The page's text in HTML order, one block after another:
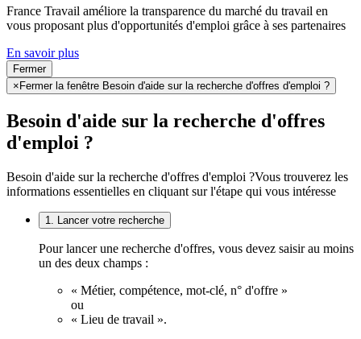
France Travail améliore la transparence du marché du travail en
vous proposant plus d'opportunités d'emploi grâce à ses partenaires
En savoir plus
Fermer
× Fermer la fenêtre Besoin d'aide sur la recherche d'offres d'emploi ?
Besoin d'aide sur la recherche d'offres
d'emploi ?
Besoin d'aide sur la recherche d'offres d'emploi ?Vous trouverez les
informations essentielles en cliquant sur l'étape qui vous intéresse
1. Lancer votre recherche
Pour lancer une recherche d'offres, vous devez saisir au moins
un des deux champs :
« Métier, compétence, mot-clé, n° d'offre »
ou
« Lieu de travail ».